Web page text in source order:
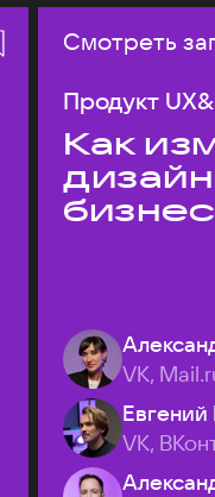
Смотреть
Продукт
Как
VK,
Евгений
VK,